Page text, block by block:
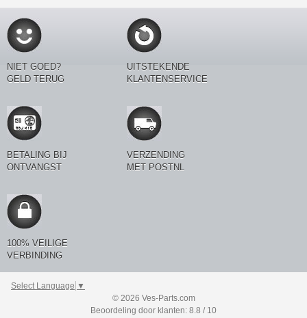
NIET GOED?
GELD TERUG
UITSTEKENDE
KLANTENSERVICE
BETALING BIJ
ONTVANGST
VERZENDING
MET POSTNL
100% VEILIGE
VERBINDING
Select Language ▼
© 2026 Ves-Parts.com
Beoordeling door klanten: 8.8 / 10